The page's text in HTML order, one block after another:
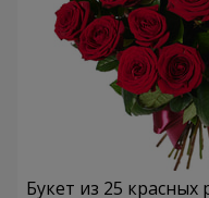
Букет из 25 красных